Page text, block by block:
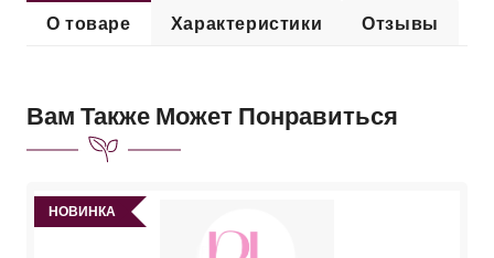
О товаре Характеристики Отзывы
Вам Также Может Понравиться
НОВИНКА